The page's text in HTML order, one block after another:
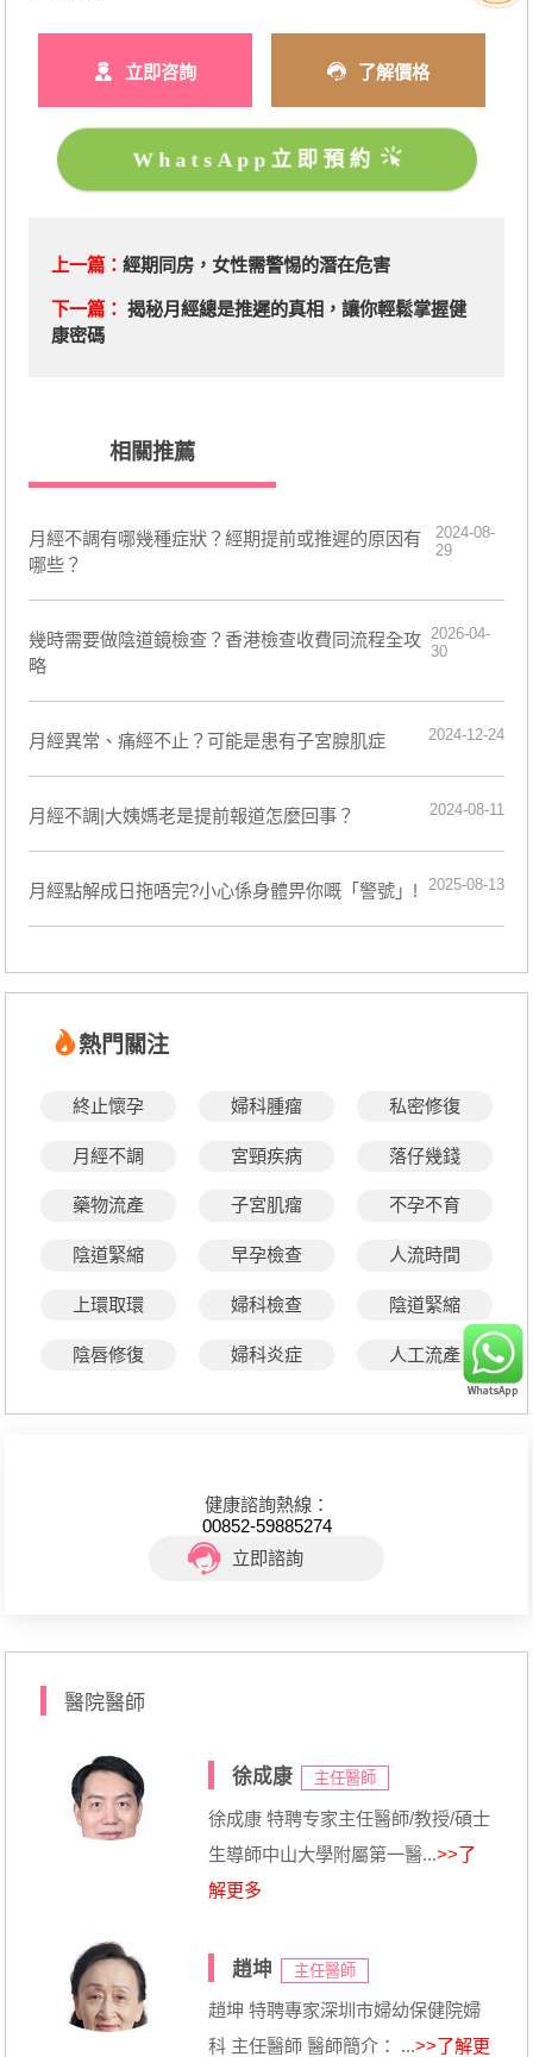
立即咨詢 了解價格
WhatsApp立即預約
上一篇： 經期同房，女性需警惕的潛在危害
下一篇： 揭秘月經總是推遲的真相，讓你輕鬆掌握健
康密碼
相關推薦
月經不調有哪幾種症狀？經期提前或推遲的原因有
哪些？
2024-08-
29
幾時需要做陰道鏡檢查？香港檢查收費同流程全攻
略
2026-04-
30
月經異常、痛經不止？可能是患有子宮腺肌症 2024-12-24
月經不調|大姨媽老是提前報道怎麼回事？ 2024-08-11
月經點解成日拖唔完?小心係身體畀你嘅「警號」! 2025-08-13
熱門關注
終止懷孕 婦科腫瘤 私密修復
月經不調 宮頸疾病 落仔幾錢
藥物流產 子宮肌瘤 不孕不育
陰道緊縮 早孕檢查 人流時間
上環取環 婦科檢查 陰道緊縮
陰唇修復 婦科炎症 人工流產
健康諮詢熱線：
00852-59885274
立即諮詢
醫院醫師
徐成康 主任醫師
徐成康 特聘专家主任醫師/教授/碩士
生導師中山大學附屬第一醫...>>了
解更多
趙坤 主任醫師
趙坤 特聘專家深圳市婦幼保健院婦
科 主任醫師 醫師簡介： ...>>了解更